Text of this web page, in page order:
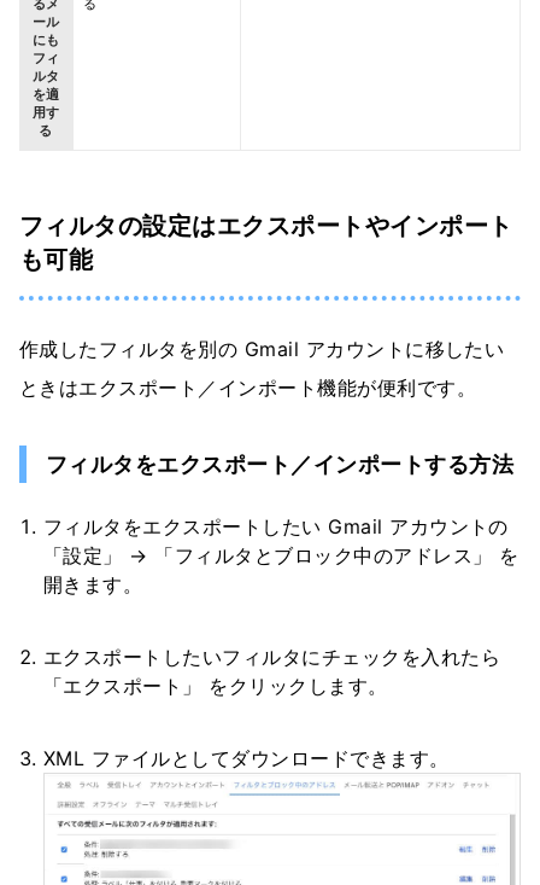
るメ
ール
にも
フィ
ルタ
を適
用す
る
る
フィルタの設定はエクスポートやインポート
も可能
作成したフィルタを別の Gmail アカウントに移したい
ときはエクスポート／インポート機能が便利です。
フィルタをエクスポート／インポートする方法
フィルタをエクスポートしたい Gmail アカウントの
「設定」 → 「フィルタとブロック中のアドレス」 を
開きます。
エクスポートしたいフィルタにチェックを入れたら
「エクスポート」 をクリックします。
XML ファイルとしてダウンロードできます。